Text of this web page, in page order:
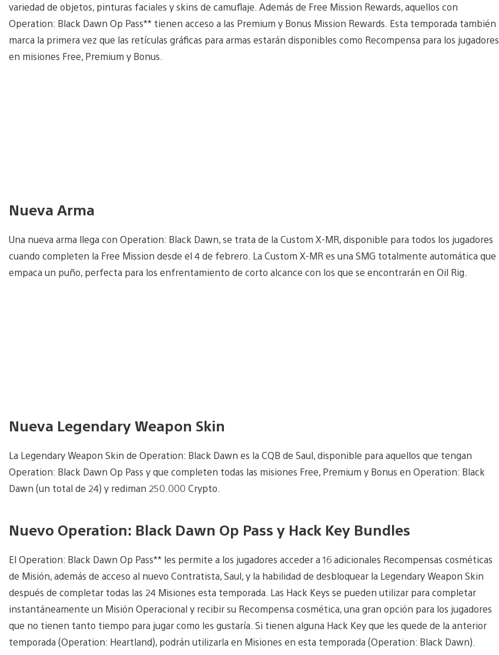
variedad de objetos, pinturas faciales y skins de camuflaje. Además de Free Mission Rewards, aquellos con
Operation: Black Dawn Op Pass** tienen acceso a las Premium y Bonus Mission Rewards. Esta temporada también
marca la primera vez que las retículas gráficas para armas estarán disponibles como Recompensa para los jugadores
en misiones Free, Premium y Bonus.
Nueva Arma
Una nueva arma llega con Operation: Black Dawn, se trata de la Custom X-MR, disponible para todos los jugadores
cuando completen la Free Mission desde el 4 de febrero. La Custom X-MR es una SMG totalmente automática que
empaca un puño, perfecta para los enfrentamiento de corto alcance con los que se encontrarán en Oil Rig.
Nueva Legendary Weapon Skin
La Legendary Weapon Skin de Operation: Black Dawn es la CQB de Saul, disponible para aquellos que tengan
Operation: Black Dawn Op Pass y que completen todas las misiones Free, Premium y Bonus en Operation: Black
Dawn (un total de 24) y rediman 250.000 Crypto.
Nuevo Operation: Black Dawn Op Pass y Hack Key Bundles
El Operation: Black Dawn Op Pass** les permite a los jugadores acceder a 16 adicionales Recompensas cosméticas
de Misión, además de acceso al nuevo Contratista, Saul, y la habilidad de desbloquear la Legendary Weapon Skin
después de completar todas las 24 Misiones esta temporada. Las Hack Keys se pueden utilizar para completar
instantáneamente un Misión Operacional y recibir su Recompensa cosmética, una gran opción para los jugadores
que no tienen tanto tiempo para jugar como les gustaría. Si tienen alguna Hack Key que les quede de la anterior
temporada (Operation: Heartland), podrán utilizarla en Misiones en esta temporada (Operation: Black Dawn).